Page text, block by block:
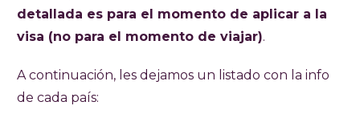
detallada es para el momento de aplicar a la
visa (no para el momento de viajar).
A continuación, les dejamos un listado con la info
de cada país: